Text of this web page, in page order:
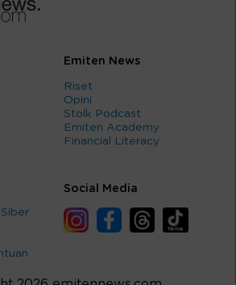
Emiten News
Riset
Opini
Stolk Podcast
Emiten Academy
Financial Literacy
Social Media